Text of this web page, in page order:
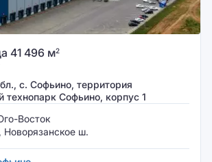
41 496 м2
с. Софьино, территория
технопарк Софьино, корпус 1
Восток
Новорязанское ш.